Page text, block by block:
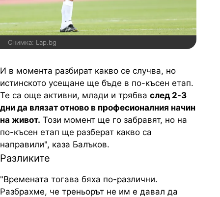
Снимка: Lap.bg
И в момента разбират какво се случва, но
истинското усещане ще бъде в по-късен етап.
Те са още активни, млади и трябва след 2-3
дни да влязат отново в професионалния начин
на живот. Този момент ще го забравят, но на
по-късен етап ще разберат какво са
направили", каза Балъков.
Разликите
"Времената тогава бяха по-различни.
Разбрахме, че треньорът не им е давал да